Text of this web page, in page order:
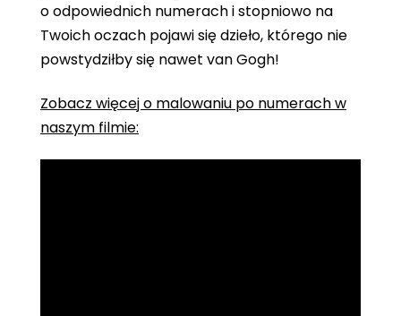
o odpowiednich numerach i stopniowo na
Twoich oczach pojawi się dzieło, którego nie
powstydziłby się nawet van Gogh!
Zobacz więcej o malowaniu po numerach w
naszym filmie: